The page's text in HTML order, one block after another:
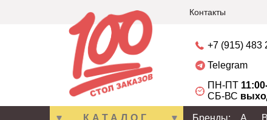
Контакты
+7 (915) 483
Telegram
ПН-ПТ
СБ-ВС
КАТАЛОГ Бренды: A B